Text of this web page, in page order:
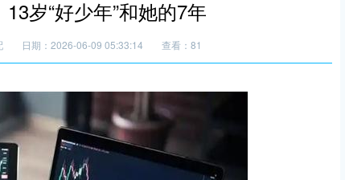
岁“好少年”和她的7年
日期：2026-06-09 05:33:14 查看：81